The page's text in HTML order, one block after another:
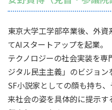
東京大学工学部卒業後、外
てAIスタートアップを起業。
テクノロジーの社会実装を専
ジタル民主主義」のビジョン
SF小説家としての顔も持ち
来社会の姿を具体的に提示